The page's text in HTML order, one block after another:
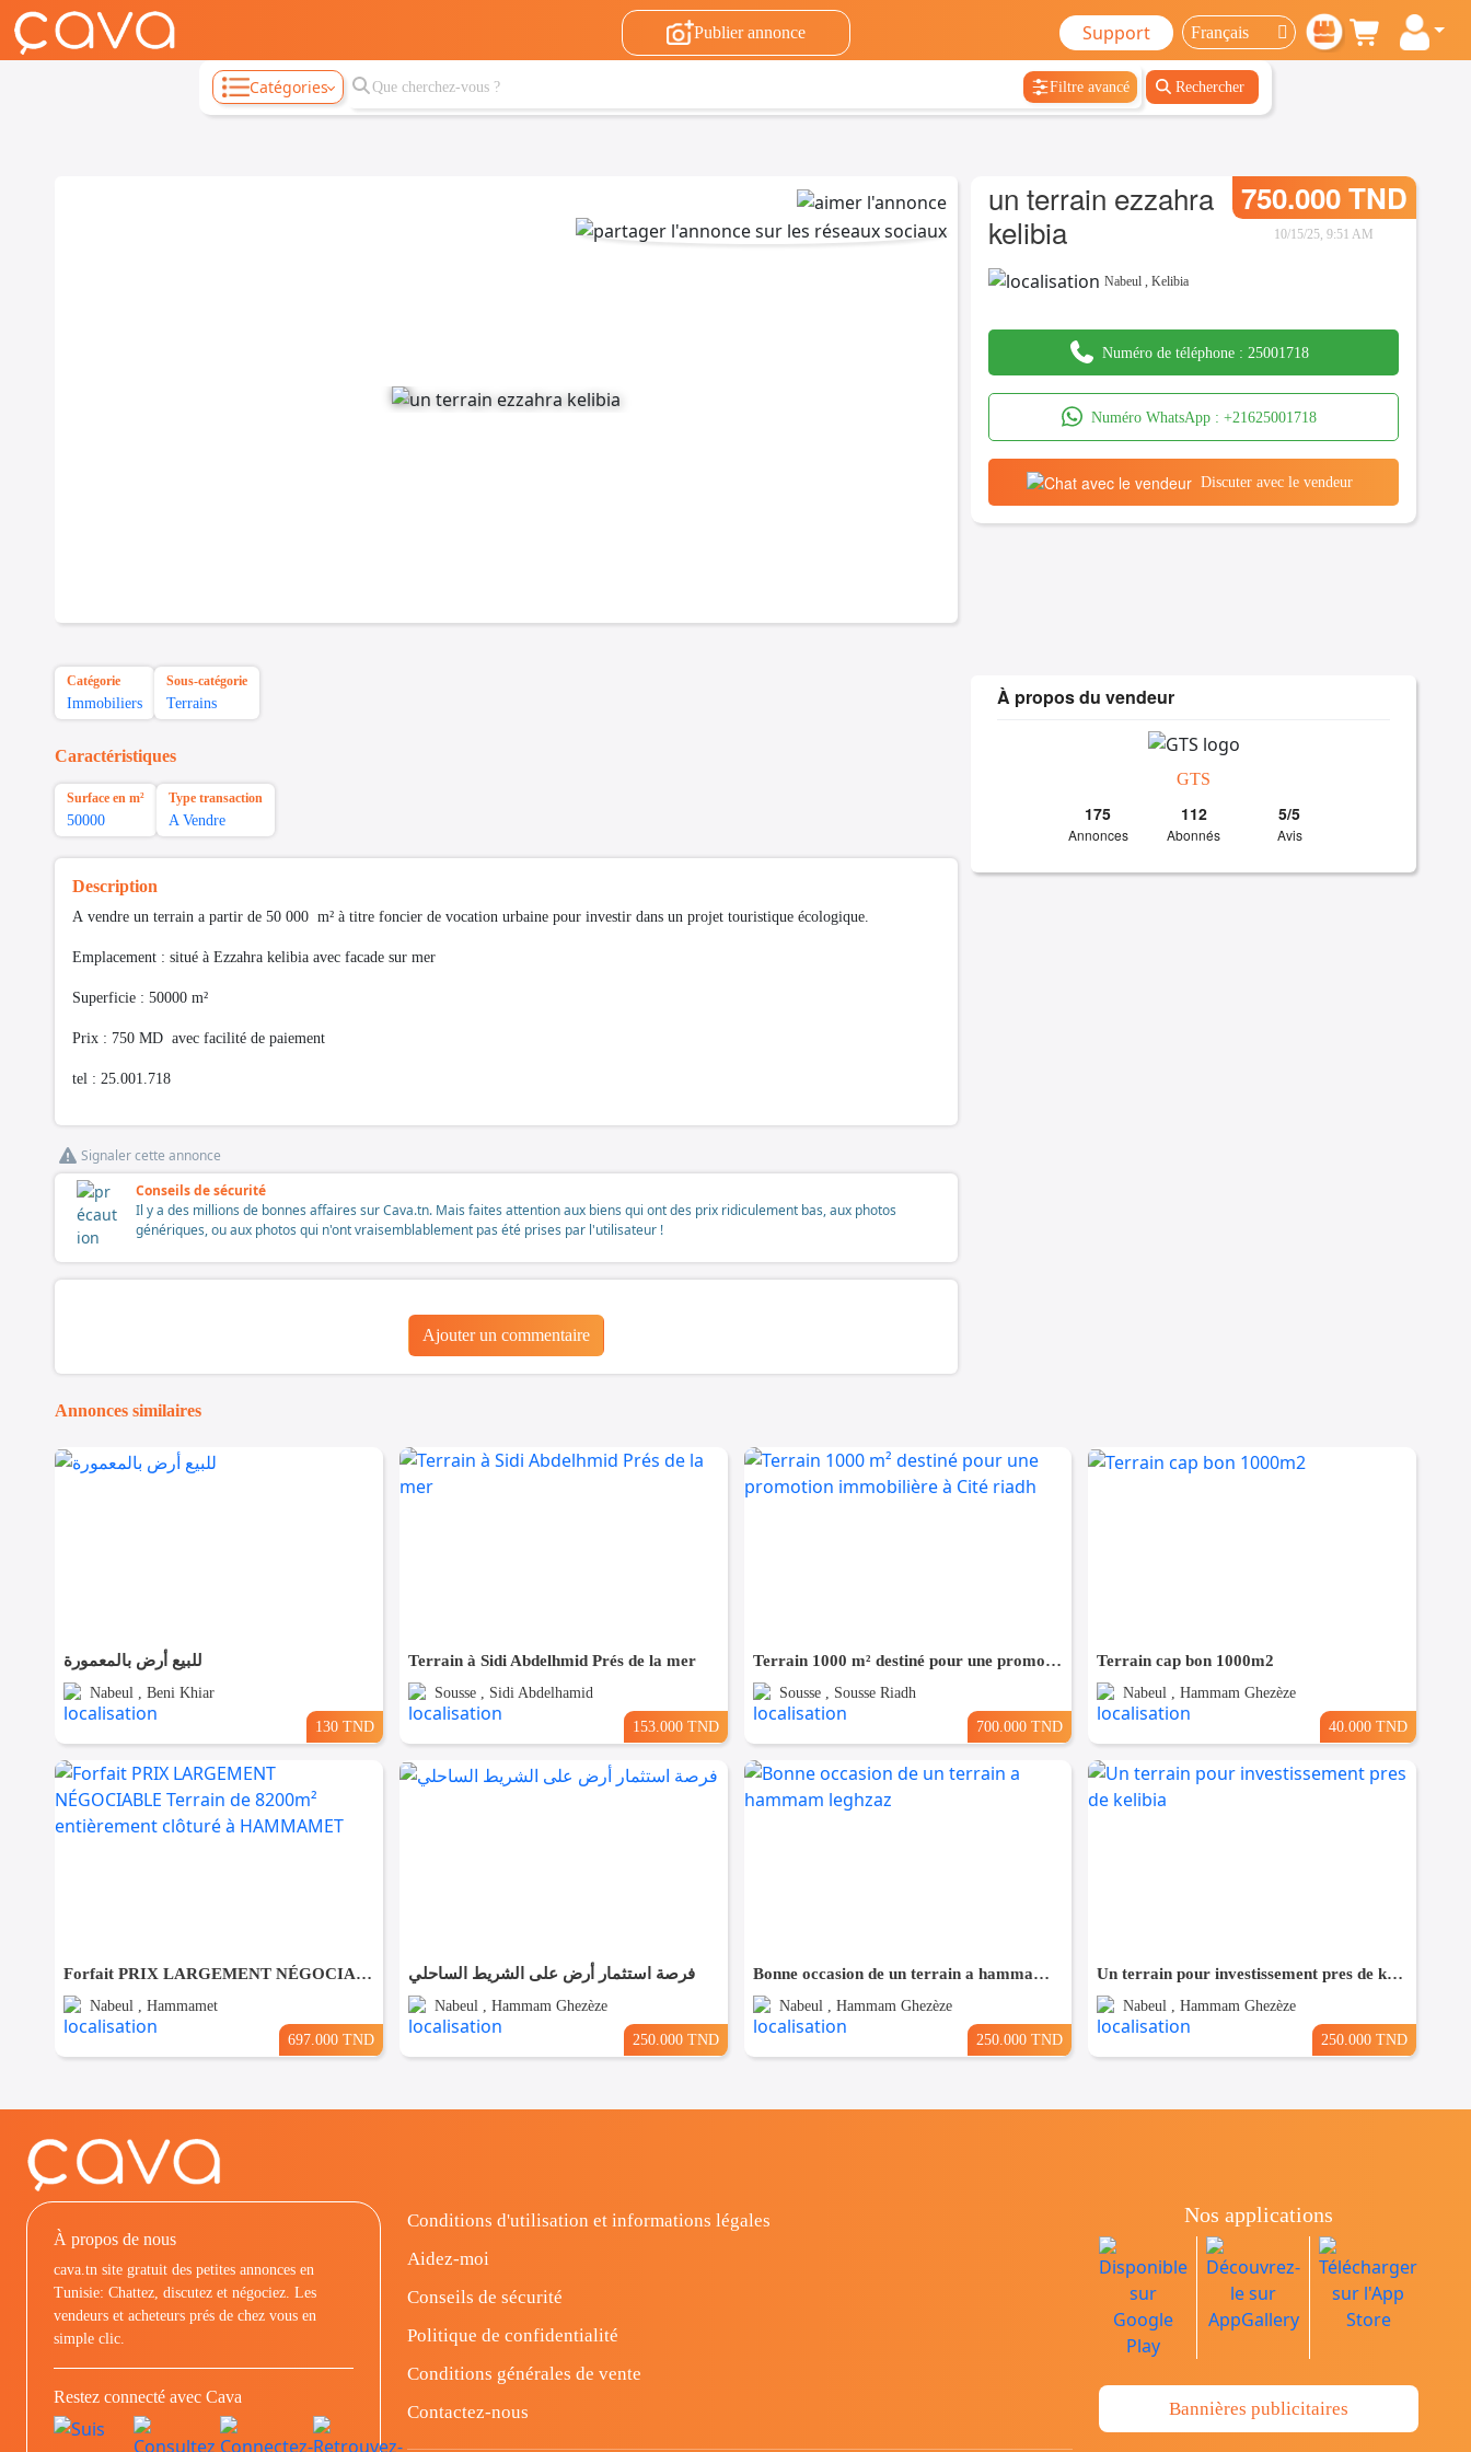
Publier annonce Support
Catégories Filtre avancé Rechercher
un terrain ezzahra
kelibia
750.000 TND
10/15/25, 9:51 AM
Nabeul ,Kelibia
Numéro de téléphone : 25001718
Numéro WhatsApp : +21625001718
Discuter avec le vendeur
Catégorie
Immobiliers
Sous-catégorie
Terrains
Caractéristiques
Surface en m²
50000
Type transaction
A Vendre
Description
A vendre un terrain a partir de 50 000 m² à titre foncier de vocation urbaine pour investir dans un projet touristique écologique.
Emplacement : situé à Ezzahra kelibia avec facade sur mer
Superficie : 50000 m²
Prix : 750 MD avec facilité de paiement
tel : 25.001.718
Signaler cette annonce
Conseils de sécurité
Il y a des millions de bonnes affaires sur Cava.tn. Mais faites attention aux biens qui ont des prix ridiculement bas, aux photos
génériques, ou aux photos qui n'ont vraisemblablement pas été prises par l'utilisateur !
Ajouter un commentaire
À propos du vendeur
GTS
175
Annonces
112
Abonnés
5/5
Avis
Annonces similaires
للبيع أرض بالمعمورة
Nabeul , Beni Khiar
130 TND
Terrain à Sidi Abdelhmid Prés de la mer
Sousse , Sidi Abdelhamid
153.000 TND
Terrain 1000 m² destiné pour une promotion immobilière à Cité riadh
Sousse , Sousse Riadh
700.000 TND
Terrain cap bon 1000m2
Nabeul , Hammam Ghezèze
40.000 TND
Forfait PRIX LARGEMENT NÉGOCIABLE Terrain de 8200m² entièrement clôturé à HAMMAMET
Nabeul , Hammamet
697.000 TND
فرصة استثمار أرض على الشريط الساحلي
Nabeul , Hammam Ghezèze
250.000 TND
Bonne occasion de un terrain a hammam leghzaz
Nabeul , Hammam Ghezèze
250.000 TND
Un terrain pour investissement pres de kelibia
Nabeul , Hammam Ghezèze
250.000 TND
À propos de nous
cava.tn site gratuit des petites annonces en
Tunisie: Chattez, discutez et négociez. Les
vendeurs et acheteurs prés de chez vous en
simple clic.
Restez connecté avec Cava
Conditions d'utilisation et informations légales
Aidez-moi
Conseils de sécurité
Politique de confidentialité
Conditions générales de vente
Contactez-nous
Nos applications
Bannières publicitaires